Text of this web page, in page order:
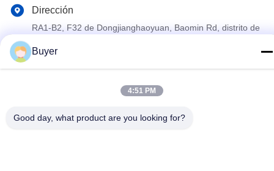
Dirección
RA1-B2, F32 de Dongjianghaoyuan, Baomin Rd, distrito de
Bao'an, Shenzhen, China
China buena calidad Analizador de espectro del RF Proveedor.
Instrument Co. Ltd Todos los derechos reservados.
Buyer
4:51 PM
Good day, what product are you looking for?